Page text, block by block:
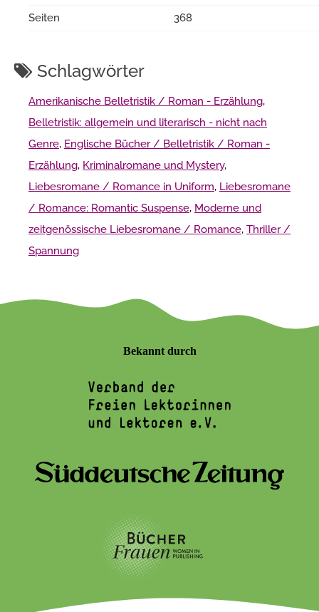
Seiten 368
Schlagwörter
Amerikanische Belletristik / Roman - Erzählung,
Belletristik: allgemein und literarisch - nicht nach
Genre, Englische Bücher / Belletristik / Roman -
Erzählung, Kriminalromane und Mystery,
Liebesromane / Romance in Uniform, Liebesromane
/ Romance: Romantic Suspense, Moderne und
zeitgenössische Liebesromane / Romance, Thriller /
Spannung
Bekannt durch